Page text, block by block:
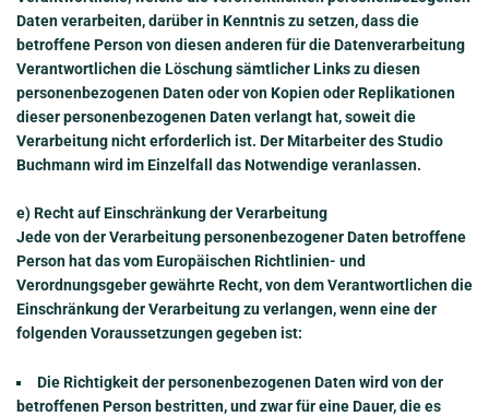
Daten verarbeiten, darüber in Kenntnis zu setzen, dass die
betroffene Person von diesen anderen für die Datenverarbeitung
Verantwortlichen die Löschung sämtlicher Links zu diesen
personenbezogenen Daten oder von Kopien oder Replikationen
dieser personenbezogenen Daten verlangt hat, soweit die
Verarbeitung nicht erforderlich ist. Der Mitarbeiter des Studio
Buchmann wird im Einzelfall das Notwendige veranlassen.
e) Recht auf Einschränkung der Verarbeitung
Jede von der Verarbeitung personenbezogener Daten betroffene
Person hat das vom Europäischen Richtlinien- und
Verordnungsgeber gewährte Recht, von dem Verantwortlichen die
Einschränkung der Verarbeitung zu verlangen, wenn eine der
folgenden Voraussetzungen gegeben ist:
Die Richtigkeit der personenbezogenen Daten wird von der
betroffenen Person bestritten, und zwar für eine Dauer, die es